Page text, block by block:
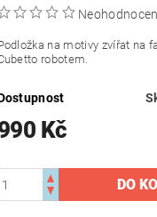
na motivy zvířat na
robotem.
Kč